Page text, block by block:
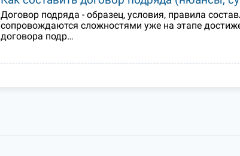
Договор подряда - образец, условия, правила
сопровождаются сложностями уже на этапе
договора подр…